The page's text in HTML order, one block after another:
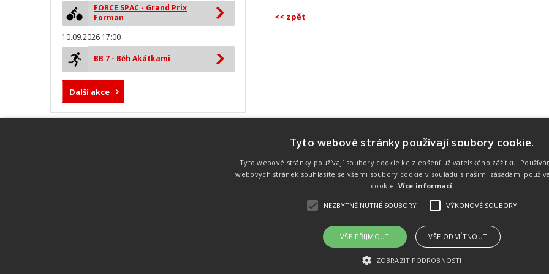
<< zpět
FORCE SPAC - Grand Prix
Forman
10.09.2026 17:00
BB 7 - Běh Akátkami
Další akce
technologie od společnosti MYLAPS. Tato
technologie je používána na olympijských
Náš tým
Náš tým je schopen na profesionální
úrovni zajistit pořádání sportovních
soutěží. Organizaci závodů, registraci na
místě, měření, zpracování a publikaci
. Publikování a šíření obsahu je bez písemného souhlasu
Úvod Kalendář akcí
Tyto webové stránky používají soubory cookie.
Tyto webové stránky používají soubory cookie ke zlepšení uživatelského zážitku.
webových stránek souhlasíte se všemi soubory cookie v souladu s našimi zásadami
cookie. Více informací
NEZBYTNĚ NUTNÉ SOUBORY VÝKONOVÉ SOUBORY
VŠE PŘIJMOUT VŠE ODMÍTNOUT
ZOBRAZIT PODROBNOSTI